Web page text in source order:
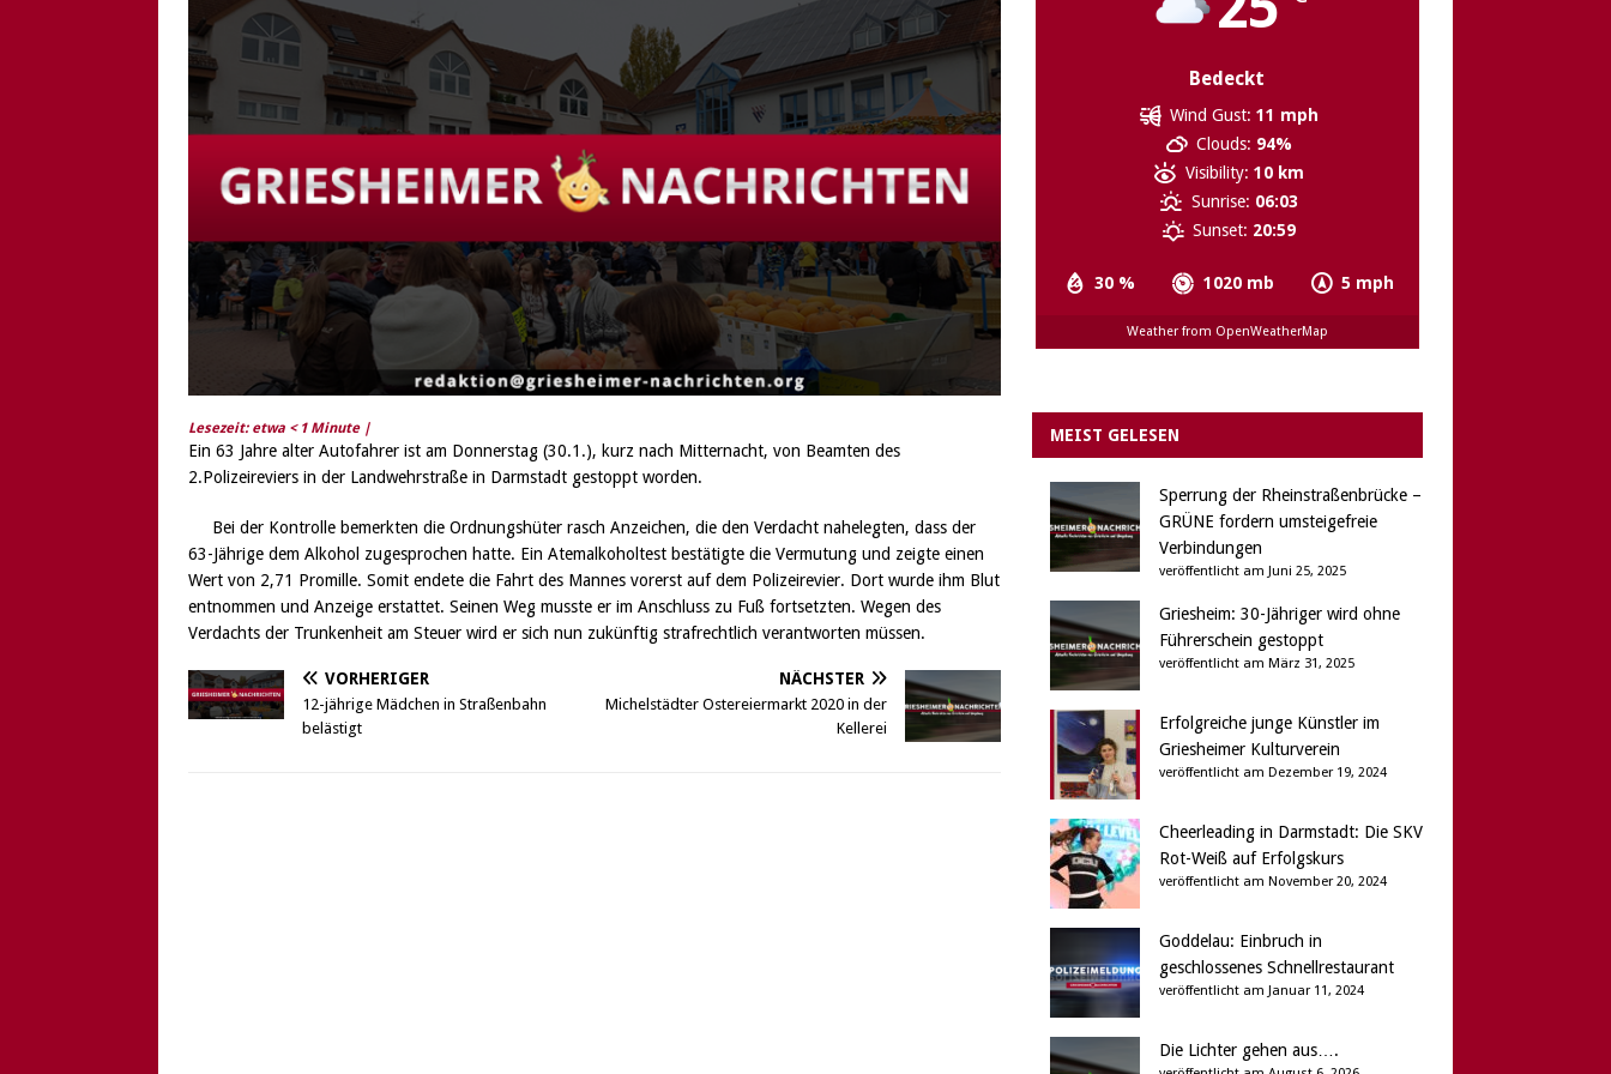
[ 6. August 2026 ] Die Lichter gehen aus…. IN EIGENER SACHE
Lesezeit: etwa < 1 Minute |
Ein 63 Jahre alter Autofahrer ist am Donnerstag (30.1.), kurz nach Mitternacht, von Beamten des
2.Polizeireviers in der Landwehrstraße in Darmstadt gestoppt worden.
Bei der Kontrolle bemerkten die Ordnungshüter rasch Anzeichen, die den Verdacht nahelegten, dass der
63-Jährige dem Alkohol zugesprochen hatte. Ein Atemalkoholtest bestätigte die Vermutung und zeigte einen
Wert von 2,71 Promille. Somit endete die Fahrt des Mannes vorerst auf dem Polizeirevier. Dort wurde ihm Blut
entnommen und Anzeige erstattet. Seinen Weg musste er im Anschluss zu Fuß fortsetzten. Wegen des
Verdachts der Trunkenheit am Steuer wird er sich nun zukünftig strafrechtlich verantworten müssen.
VORHERIGER
12-jährige Mädchen in Straßenbahn
belästigt
NÄCHSTER
Michelstädter Ostereiermarkt 2020 in der
Kellerei
Bedeckt
30 % 1020 mb 5 mph
Wind Gust: 11 mph
Clouds: 94%
Visibility: 10 km
Sunrise: 06:03
Sunset: 20:59
Weather from OpenWeatherMap
MEIST GELESEN
Sperrung der Rheinstraßenbrücke –
GRÜNE fordern umsteigefreie
Verbindungen
veröffentlicht am Juni 25, 2025
Griesheim: 30-Jähriger wird ohne
Führerschein gestoppt
veröffentlicht am März 31, 2025
Erfolgreiche junge Künstler im
Griesheimer Kulturverein
veröffentlicht am Dezember 19, 2024
Cheerleading in Darmstadt: Die SKV
Rot-Weiß auf Erfolgskurs
veröffentlicht am November 20, 2024
Goddelau: Einbruch in
geschlossenes Schnellrestaurant
veröffentlicht am Januar 11, 2024
Die Lichter gehen aus….